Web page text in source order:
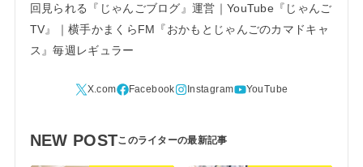
回見られる『じゃんごブログ』運営｜YouTube『じゃんご
TV』｜横手かまくらFM『おかもとじゃんごのカマドキャ
ス』毎週レギュラー
NEW POST